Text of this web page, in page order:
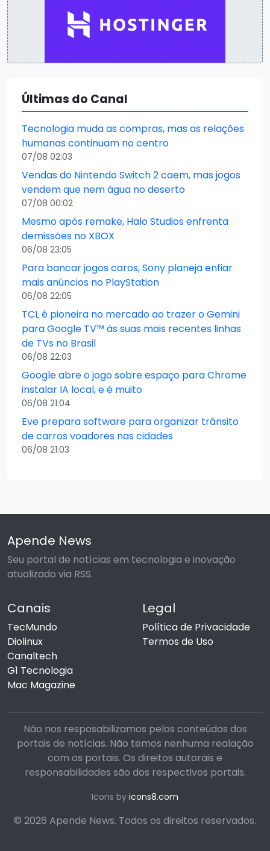
Últimas do Canal
Tecnologia muda as compras, mas as relações
humanas continuam no centro
07/08 02:03
Vendas do Nintendo Switch 2 caem, mas jogos
vendem que nem água no deserto
07/08 00:02
Mesmo após remake, Halo Studios enfrenta
demissões no XBOX
06/08 23:05
Para bancar jogos caros, Sony planeja enfiar
mais anúncios no PlayStation
06/08 22:05
TCL é pioneira no mercado ao trazer o Gemini
para Google TV™ às suas mais recentes linhas
de TVs no Brasil
06/08 22:03
Google abre o jogo sobre espaço para Chrome
instalar IA local, e é muito
06/08 21:04
Eve prepara software para organizar trânsito
de carros voadores nas cidades
06/08 21:03
Apende News
Seu portal de notícias em tecnologia e inovação
atualizado via RSS.
Canais
TecMundo
Diolinux
Canaltech
G1 Tecnologia
Mac Magazine
Legal
Política de Privacidade
Termos de Uso
Não nos resposabilizamos pelos conteúdos dos
portais de notícias. Não temos nenhuma realação
com os portais. Os direitos autorais e
responsabilidades são dos respectivos portais.
Icons by icons8.com
© 2026 Apende News. Todos os direitos reservados.